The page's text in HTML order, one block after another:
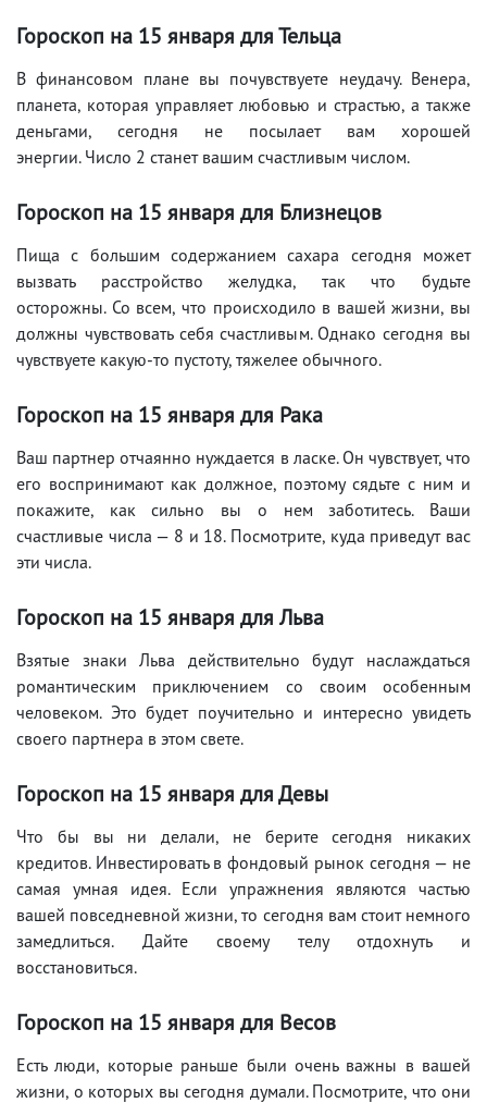
Гороскоп на 15 января для Тельца
В финансовом плане вы почувствуете неудачу. Венера,
планета, которая управляет любовью и страстью, а также
деньгами, сегодня не посылает вам хорошей
энергии. Число 2 станет вашим счастливым числом.
Гороскоп на 15 января для Близнецов
Пища с большим содержанием сахара сегодня может
вызвать расстройство желудка, так что будьте
осторожны. Со всем, что происходило в вашей жизни, вы
должны чувствовать себя счастливым. Однако сегодня вы
чувствуете какую-то пустоту, тяжелее обычного.
Гороскоп на 15 января для Рака
Ваш партнер отчаянно нуждается в ласке. Он чувствует, что
его воспринимают как должное, поэтому сядьте с ним и
покажите, как сильно вы о нем заботитесь. Ваши
счастливые числа — 8 и 18. Посмотрите, куда приведут вас
эти числа.
Гороскоп на 15 января для Льва
Взятые знаки Льва действительно будут наслаждаться
романтическим приключением со своим особенным
человеком. Это будет поучительно и интересно увидеть
своего партнера в этом свете.
Гороскоп на 15 января для Девы
Что бы вы ни делали, не берите сегодня никаких
кредитов. Инвестировать в фондовый рынок сегодня — не
самая умная идея. Если упражнения являются частью
вашей повседневной жизни, то сегодня вам стоит немного
замедлиться. Дайте своему телу отдохнуть и
восстановиться.
Гороскоп на 15 января для Весов
Есть люди, которые раньше были очень важны в вашей
жизни, о которых вы сегодня думали. Посмотрите, что они